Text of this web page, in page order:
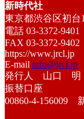
新時代社
東京都渋谷区初台
電話 03-3372-9401
FAX 03-3372-9402
https://www.jrcl.jp
E-mail info@jrcl.jp
発行人 山口 明
振替口座
00860-4-156009